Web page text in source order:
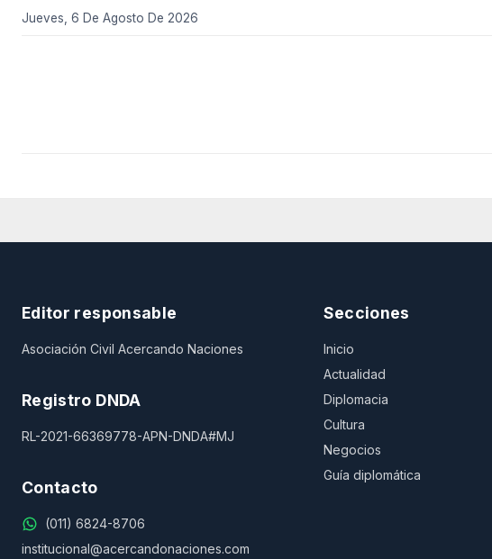
Jueves, 6 De Agosto De 2026
Editor responsable
Asociación Civil Acercando Naciones
Registro DNDA
RL-2021-66369778-APN-DNDA#MJ
Contacto
(011) 6824-8706
institucional@acercandonaciones.com
Secciones
Inicio
Actualidad
Diplomacia
Cultura
Negocios
Guía diplomática